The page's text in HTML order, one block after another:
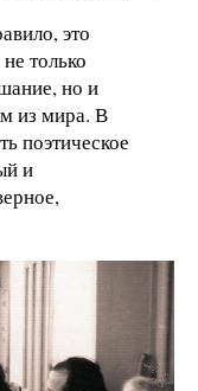
это
только
но и
из мира. В
поэтическое
и